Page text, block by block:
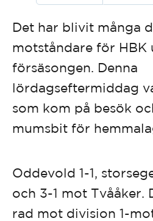
Det har blivit många
motståndare för HBK
försäsongen. Denna
lördagseftermiddag
som kom på besök
mumsbit för
Oddevold 1-1,
och 3-1 mot Tvååker.
rad mot division 1-